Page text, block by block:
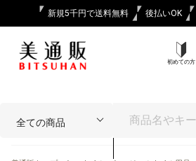
新規5千円で送料無料 後払いOK
初めての方